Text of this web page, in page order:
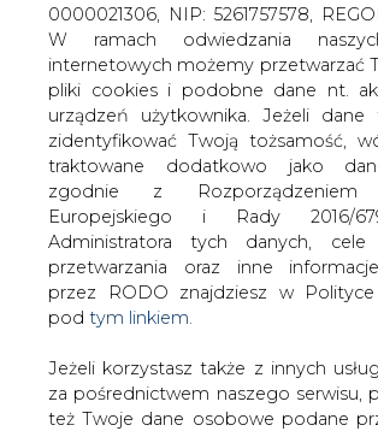
ZALOGUJ
WŁĄCZ CIRE.TV
0000021306, NIP: 5261757578,
W ramach odwiedzania
internetowych możemy przetwarzać
pliki cookies i podobne dane nt.
urządzeń użytkownika. Jeżeli dane
zidentyfikować Twoją tożsamość,
traktowane dodatkowo jako
zgodnie z Rozporządzeniem
Europejskiego i Rady 2016/
Administratora tych danych,
przetwarzania oraz inne
przez RODO znajdziesz w
pod tym linkiem.
Jeżeli korzystasz także z innych
za pośrednictwem naszego serwisu,
też Twoje dane osobowe podane